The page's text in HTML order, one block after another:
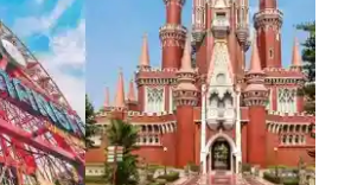
Makassar,
Ini
Daya
Tarik
dan
Fasilitasnya